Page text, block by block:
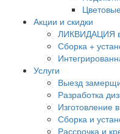
Акции и скидки
ЛИКВИДАЦИЯ
Сборка +
Услуги
Выезд
Разработка
Изготовление
Сборка и
Рассрочка и